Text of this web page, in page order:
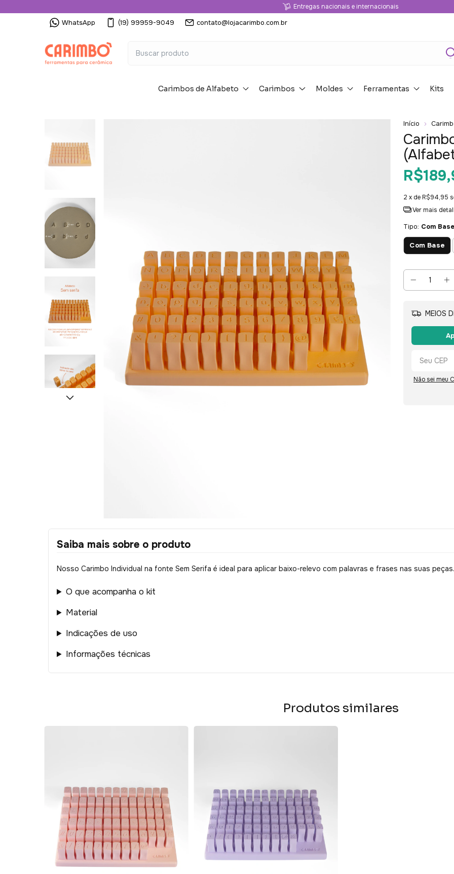
Entregas nacionais e internacionais
WhatsApp (19) 99959-9049 contato@lojacarimbo.com.br
Carimbos de Alfabeto Carimbos Moldes Ferramentas Kits
Início
2 x de R$94,95
Ver mais
Tipo: Com Base
Com Base
MEIOS
Não sei meu
Saiba mais sobre o produto
Nosso Carimbo Individual na fonte Sem Serifa é ideal para aplicar baixo-relevo com palavras e frases nas suas peças.
O que acompanha o kit
Material
Indicações de uso
Informações técnicas
Produtos similares